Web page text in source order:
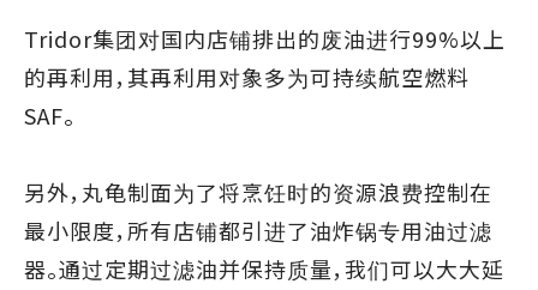
Tridor集团对国内店铺排出的废油进行99%以上
的再利用，其再利用对象多为可持续航空燃料
SAF。
另外，丸龟制面为了将烹饪时的资源浪费控制在
最小限度，所有店铺都引进了油炸锅专用油过滤
器。通过定期过滤油并保持质量，我们可以大大延